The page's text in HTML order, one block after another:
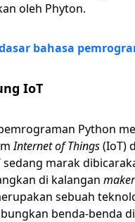
oleh Phyton.
bahasa
IoT
Python
Internet of Things(IoT)
sedang marak
di kalangan maker
sebuah
benda-benda